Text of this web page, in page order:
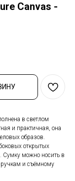
Canvas -
в светлом
и практичная, она
образов.
открытых
Сумку можно носить в
ручкам и съёмному